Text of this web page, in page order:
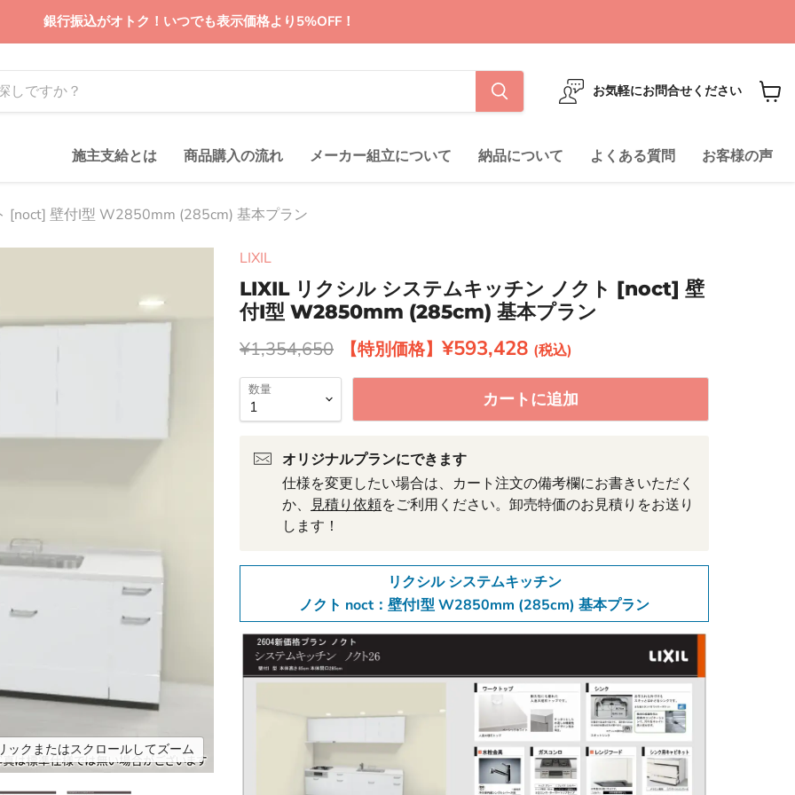
銀行振込がオトク！いつでも表示価格より5%OFF！
お気軽にお問合せください
を
施主支給とは 商品購入の流れ メーカー組立について 納品について よくある質問 お客様の声
[noct] 壁付I型 W2850mm (285cm) 基本プラン
ックまたはスクロールしてズーム
LIXIL
LIXIL リクシル システムキッチン ノクト [noct] 壁
付I型 W2850mm (285cm) 基本プラン
元の価格
¥1,354,650 現在の価格
¥593,428
数量 カートに追加
オリジナルプランにできます
仕様を変更したい場合は、カート注文の備考欄にお書きいただく
か、 見積り依頼をご利用ください。卸売特価のお見積りをお送り
します！
リクシル システムキッチン
ノクト noct：壁付I型 W2850mm (285cm) 基本プラン